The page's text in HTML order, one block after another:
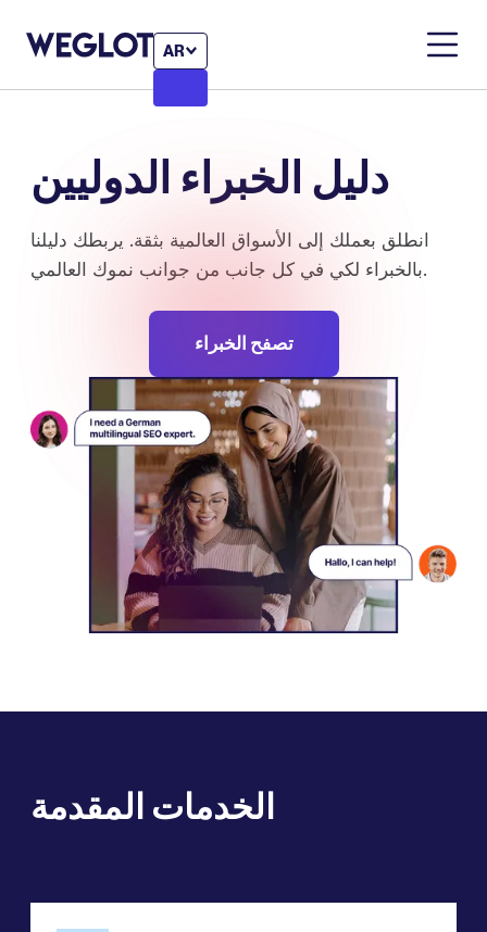
AR
دليل الخبراء الدوليين
انطلق بعملك إلى الأسواق العالمية بثقة. يربطك دليلنا
بالخبراء لكي في كل جانب من جوانب نموك العالمي.
تصفح الخبراء
الخدمات المقدمة